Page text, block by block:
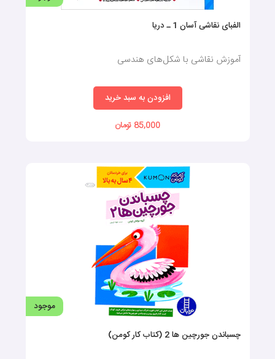
الفبای نقاشی آسان 1 ـ دریا
آموزش نقاشی با شکل‌های هندسی
افزودن به سبد خرید
85,000 تومان
موجود
چسباندن جورچین ها 2 (کتاب کار کومن)